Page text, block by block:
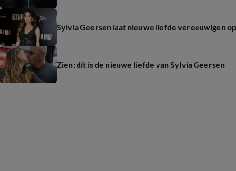
Sylvia Geersen laat nieuwe liefde vereeuwigen
Zien: dít is de nieuwe liefde van Sylvia Geersen